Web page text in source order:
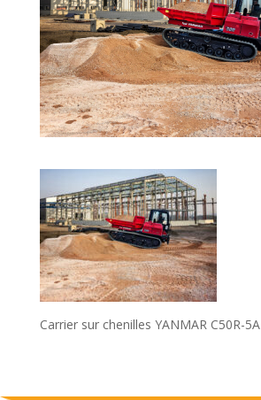
Carrier sur chenilles YANMAR C50R-5A